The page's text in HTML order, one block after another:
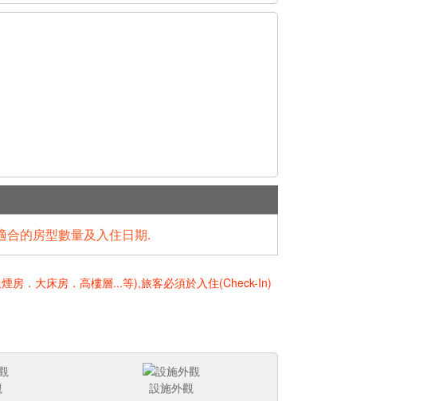
合的房型數量及入住日期.
房．大床房．高樓層...等),旅客必須於入住(Check-In)
設施外觀